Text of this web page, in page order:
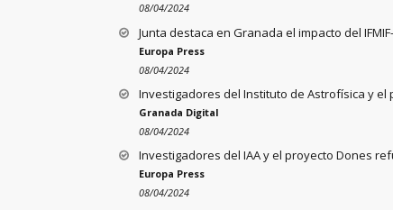
08/04/2024
Junta destaca en Granada el impacto del
Europa Press
08/04/2024
Investigadores del Instituto de Astrofísica y
Granada Digital
08/04/2024
Investigadores del IAA y el proyecto Dones
Europa Press
08/04/2024